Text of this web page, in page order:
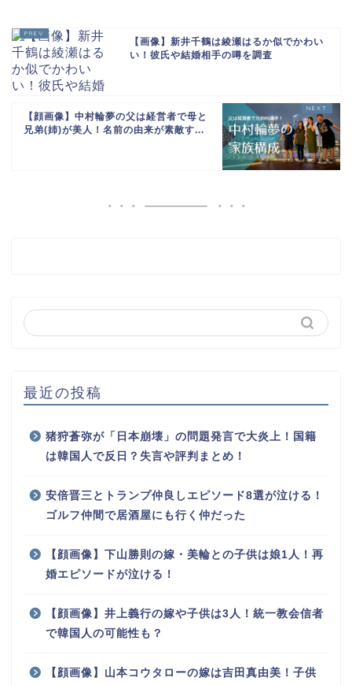
【画像】新井千鶴は綾瀬はるか似でかわい
い！彼氏や結婚相手の噂を調査
【顔画像】中村輪夢の父は経営者で母と
兄弟(姉)が美人！名前の由来が素敵す...
最近の投稿
猪狩蒼弥が「日本崩壊」の問題発言で大炎上！国籍
は韓国人で反日？失言や評判まとめ！
安倍晋三とトランプ仲良しエピソード8選が泣ける！
ゴルフ仲間で居酒屋にも行く仲だった
【顔画像】下山勝則の嫁・美輪との子供は娘1人！再
婚エピソードが泣ける！
【顔画像】井上義行の嫁や子供は3人！統一教会信者
で韓国人の可能性も？
【顔画像】山本コウタローの嫁は吉田真由美！子供